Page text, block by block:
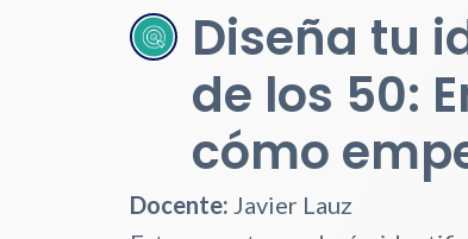
Diseña tu
de los 50:
cómo
Docente: Javier Lauz